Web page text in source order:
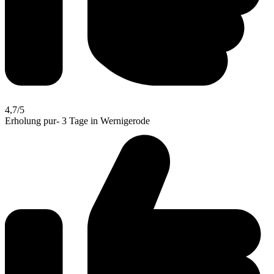
4,7/5
Erholung pur- 3 Tage in Wernigerode